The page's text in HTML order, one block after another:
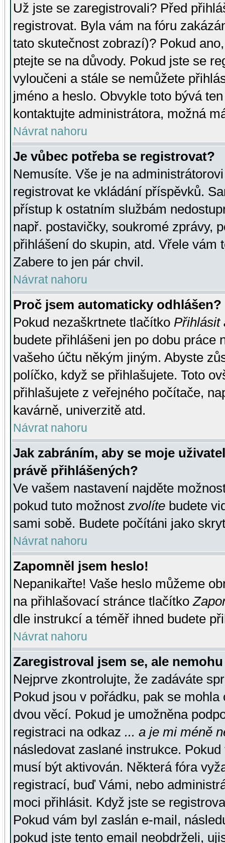
Už jste se zaregistrovali? Před
registrovat. Byla vám na fóru
tato skutečnost zobrazí)? Pokud
ptejte se na důvody. Pokud jste se
vyloučeni a stále se nemůžete
jméno a heslo. Obvykle toto bývá
kontaktujte administrátora, možná
Návrat nahoru
Je vůbec potřeba se registrovat?
Nemusíte. Vše je na
registrovat ke vkládání příspěvků.
přístup k ostatním službám
např. postavičky, soukromé zprávy,
přihlášení do skupin, atd. Vřele vám
Zabere to jen pár chvil.
Návrat nahoru
Proč jsem automaticky odhlášen?
Pokud nezaškrtnete tlačítko Přihlásit
budete přihlášeni jen po dobu práce
vašeho účtu někým jiným. Abyste
políčko, když se přihlašujete. Toto
přihlašujete z veřejného počítače,
kavárně, univerzitě atd.
Návrat nahoru
Jak zabráním, aby se moje
právě přihlášených?
Ve vašem nastavení najděte
pokud tuto možnost zvolíte budete
sami sobě. Budete počítáni jako
Návrat nahoru
Zapomněl jsem heslo!
Nepanikařte! Vaše heslo můžeme
na přihlašovací stránce tlačítko
dle instrukcí a téměř ihned budete
Návrat nahoru
Zaregistroval jsem se, ale
Nejprve zkontrolujte, že zadáváte
Pokud jsou v pořádku, pak se
dvou věcí. Pokud je umožněna
registraci na odkaz ... a je mi méně
následovat zaslané instrukce.
musí být aktivován. Některá fóra
registrací, buď Vámi, nebo
moci přihlásit. Když jste se
Pokud vám byl zaslán e-mail,
pokud jste tento email neobdrželi,